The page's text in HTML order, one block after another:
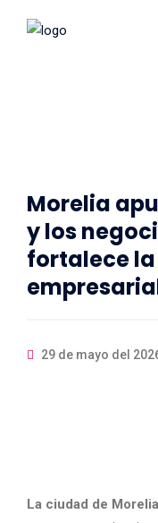
Morelia
y los
fortalece
29 de mayo del
La ciudad de Morelia